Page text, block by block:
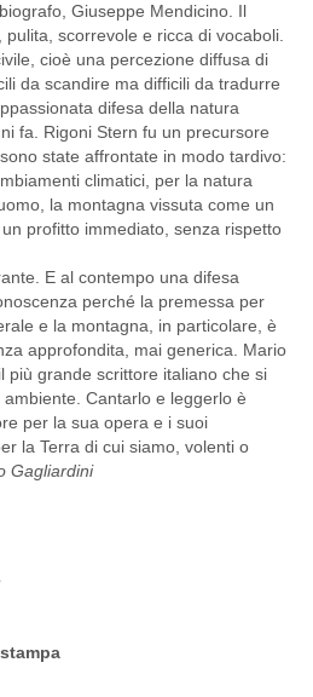
Giuseppe Mendicino. Il
scorrevole e ricca di vocaboli.
cioè una percezione diffusa di
da scandire ma difficili da tradurre
difesa della natura
fa. Rigoni Stern fu un precursore
state affrontate in modo tardivo:
climatici, per la natura
la montagna vissuta come un
profitto immediato, senza rispetto
E al contempo una difesa
perché la premessa per
e la montagna, in particolare, è
approfondita, mai generica. Mario
più grande scrittore italiano che si
Cantarlo e leggerlo è
per la sua opera e i suoi
la Terra di cui siamo, volenti o
Gagliardini